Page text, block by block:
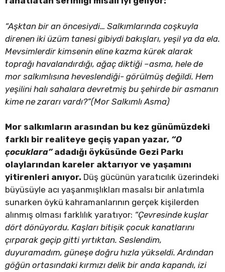
“Aşktan bir an öncesiydi… Salkımlarında coşkuyla
direnen iki üzüm tanesigibiydi bakışları, yeşil ya da ela.
Mevsimlerdir kimsenin eline kazma kürek alarak
toprağı havalandırdığı, ağaç diktiği –asma, hele de
mor salkımlısına heveslendiği- görülmüş değildi. Hem
yeşilini halı sahalara devretmiş bu şehirde bir asmanın
kime ne zararı vardı?”(Mor Salkımlı Asma)
Mor salkımların arasından bu kez günümüzdeki
farklı bir realiteye geçiş yapan yazar, “O
çocuklara”adadığı öyküsünde Gezi Parkı
olaylarından kareler aktarıyor ve yaşamını
yitirenleri anıyor. Düş gücünün yaratıcılık üzerindeki
büyüsüyle acı yaşanmışlıkları masalsı bir anlatımla
sunarken öykü kahramanlarının gerçek kişilerden
alınmış olması farklılık yaratıyor: “Çevresinde kuşlar
dört dönüyordu. Kaşları bitişik çocuk kanatlarını
çırparak geçip gitti yırtıktan. Seslendim,
duyuramadım, güneşe doğru hızla yükseldi. Ardından
göğün ortasındaki kırmızı delik bir anda kapandı, izi